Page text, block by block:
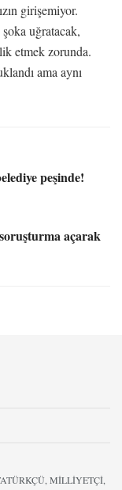
girişemiyor.
uğratacak,
etmek zorunda.
ama aynı
peşinde!
açarak
MİLLİYETÇİ,